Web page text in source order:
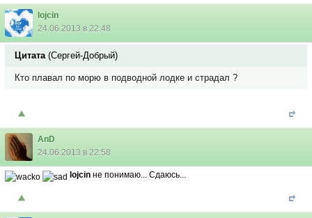
lojcin
24.06.2013 в 22:48
Цитата(Сергей-Добрый)
Кто плавал по морю в подводной лодке и страдал ?
AnD
24.06.2013 в 22:58
lojcin не понимаю... Сдаюсь...